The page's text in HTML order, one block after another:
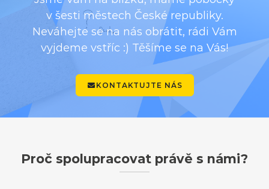
v šesti městech České republiky.
Neváhejte se na nás obrátit, rádi Vám
vyjdeme vstříc :) Těšíme se na Vás!
KONTAKTUJTE NÁS
Proč spolupracovat právě s námi?